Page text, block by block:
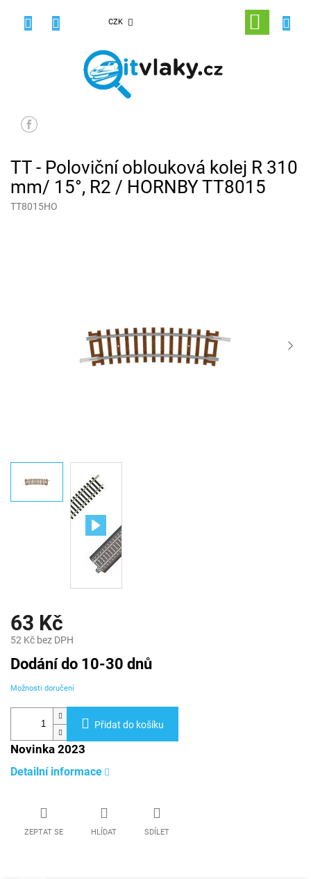
CZK
NÁKUPNÍ
KOŠÍK
TT - Poloviční oblouková kolej R 310
mm/ 15°, R2 / HORNBY TT8015
TT8015HO
63 Kč
52 Kč bez DPH
Měrná
cena:
Dodání do 10-30 dnů
Možnosti doručení
Přidat do košíku
Novinka 2023
Detailní informace
ZEPTAT SE HLÍDAT SDÍLET